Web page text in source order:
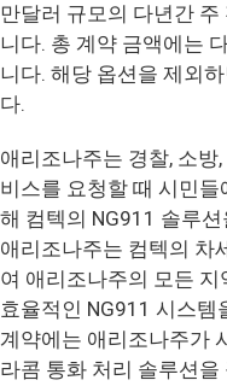
만달러 규모의 다년간
니다. 총 계약 금액에는
니다. 해당 옵션을 제외
다.
애리조나주는 경찰, 소방
비스를 요청할 때 시민
해 컴텍의 NG911 솔루
애리조나주는 컴텍의 차
여 애리조나주의 모든
효율적인 NG911 시스템
계약에는 애리조나주가
라콤 통화 처리 솔루션